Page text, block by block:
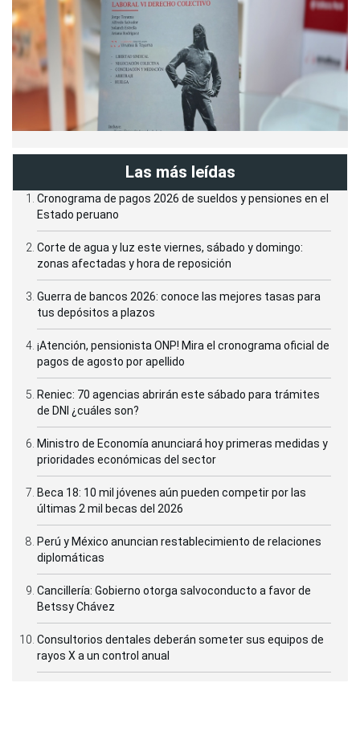
Las más leídas
Cronograma de pagos 2026 de sueldos y pensiones en el
Estado peruano
Corte de agua y luz este viernes, sábado y domingo:
zonas afectadas y hora de reposición
Guerra de bancos 2026: conoce las mejores tasas para
tus depósitos a plazos
¡Atención, pensionista ONP! Mira el cronograma oficial de
pagos de agosto por apellido
Reniec: 70 agencias abrirán este sábado para trámites
de DNI ¿cuáles son?
Ministro de Economía anunciará hoy primeras medidas y
prioridades económicas del sector
Beca 18: 10 mil jóvenes aún pueden competir por las
últimas 2 mil becas del 2026
Perú y México anuncian restablecimiento de relaciones
diplomáticas
Cancillería: Gobierno otorga salvoconducto a favor de
Betssy Chávez
Consultorios dentales deberán someter sus equipos de
rayos X a un control anual